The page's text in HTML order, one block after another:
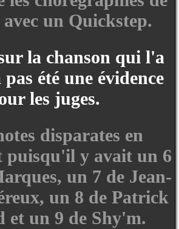
avec un Quickstep.
la chanson qui l'a
été une évidence
les juges.
disparates en
puisqu'il y avait un 6
un 7 de Jean-
un 8 de Patrick
et un 9 de Shy'm.